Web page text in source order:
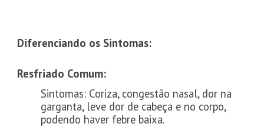
Diferenciando os Sintomas:
Resfriado Comum:
Sintomas: Coriza, congestão nasal, dor na
garganta, leve dor de cabeça e no corpo,
podendo haver febre baixa.